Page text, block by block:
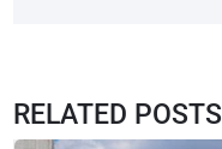
RELATED POSTS